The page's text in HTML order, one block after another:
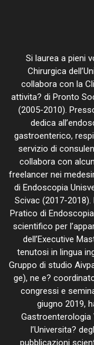
Si laurea a pieni
Chirurgica
collabora con la
attivita? di Pronto
(2005-2010).
dedica
gastroenterico,
servizio di
collabora con
freelancer nei
di Endoscopia
Scivac (2017-
Pratico di
scientifico per
dell’Executive
tenutosi in lingua
Gruppo di studio
ge), ne e?
congressi e
giugno 2019,
Gastroenterologia
l’Universita?
pubblicazioni